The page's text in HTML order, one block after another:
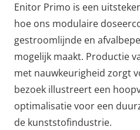
Enitor Primo is een
hoe ons modulaire
gestroomlijnde en
mogelijk maakt. Productie
met nauwkeurigheid zorgt
bezoek illustreert een
optimalisatie voor een
de kunststofindustrie.